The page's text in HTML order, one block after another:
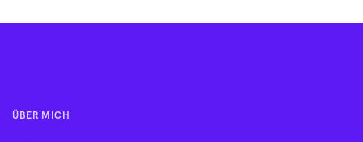
ÜBER MICH